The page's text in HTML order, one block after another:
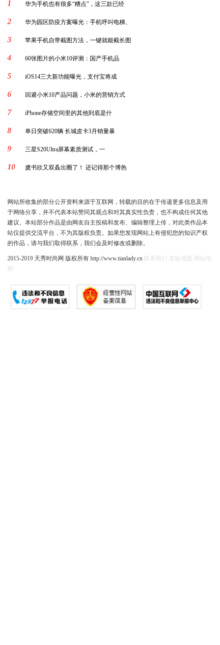
1 华为手机也有很多“糟点”，这三款已经
2 华为园区防疫方案曝光：手机呼叫电梯、
3 苹果手机自带截图方法，一键就能截长图
4 60张图片的小米10评测：国产手机品
5 iOS14三大新功能曝光，支付宝将成
6 回避小米10产品问题，小米的营销方式
7 iPhone存储空间里的其他到底是什
8 单日突破620辆 长城皮卡3月销量暴
9 三星S20Ultra屏幕素质测试，一
10 虞书欣又双叒出圈了！ 还记得那个博热
网站所收集的部分公开资料来源于互联网，转载的目的在于传递更多信息及用
于网络分享，并不代表本站赞同其观点和对其真实性负责，也不构成任何其他
建议。本站部分作品是由网友自主投稿和发布、编辑整理上传，对此类作品本
站仅提供交流平台，不为其版权负责。如果您发现网站上有侵犯您的知识产权
的作品，请与我们取得联系，我们会及时修改或删除。
2015-2019 天秀时尚网 版权所有 http://www.tianlady.cn 联系我们 老版地图
网站地
图